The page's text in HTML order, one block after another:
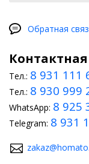
Обратная
Тел.: 8 931 111
Тел.: 8 930 999
WhatsApp: 8 925
Telegram: 8 931